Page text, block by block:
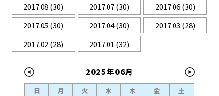
2017.08(30) 2017.07(30) 2017.06(30)
2017.05 (30) 2017.04(30) 2017.03 (28)
2017.02(28) 2017.01 (32)
2025年06月
日 月 火 水 木 金
土